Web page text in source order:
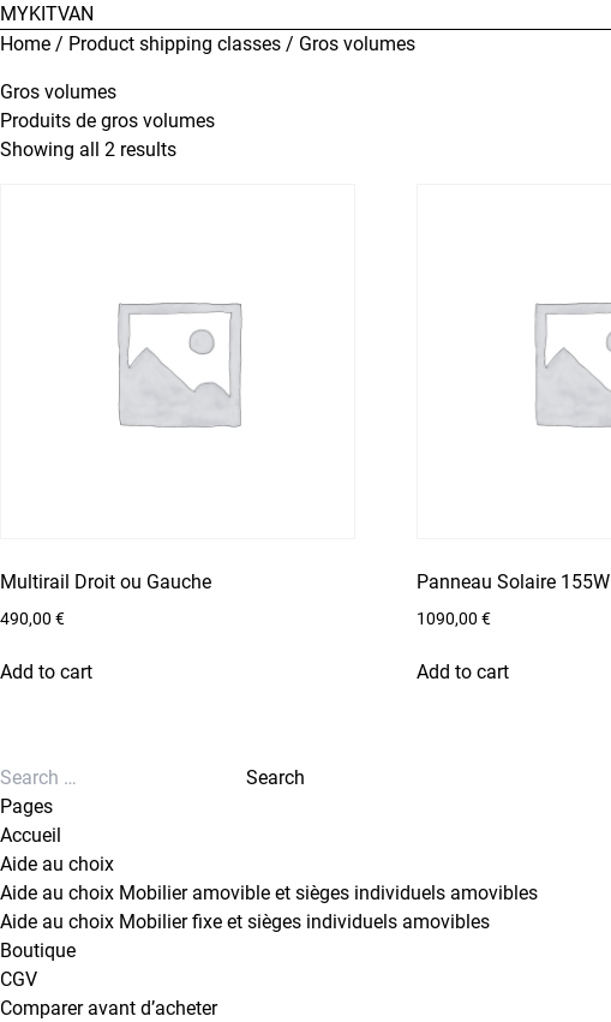
MYKITVAN
Home / Product shipping classes / Gros volumes
Gros volumes
Produits de gros volumes
Showing all 2 results
Multirail Droit ou Gauche
490,00 €
Add to cart
Panneau Solaire 155W
1090,00€
Add to cart
Search for:
Search
Pages
Accueil
Aide au choix
Aide au choix Mobilier amovible et sièges individuels amovibles
Aide au choix Mobilier fixe et sièges individuels amovibles
Boutique
CGV
Comparer avant d’acheter